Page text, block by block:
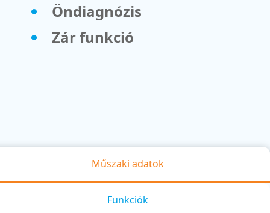
Öndiagnózis
Zár funkció
Műszaki adatok
Funkciók